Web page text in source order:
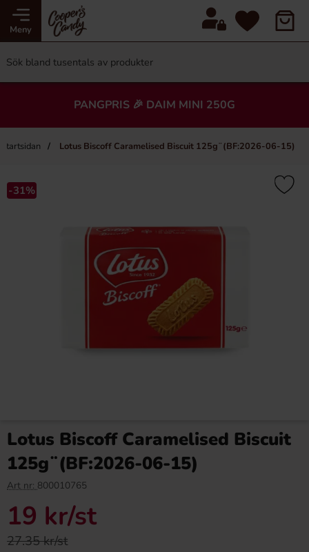
Meny
PANGPRIS 🎉 DAIM MINI 250G
Startsidan Lotus Biscoff Caramelised Biscuit 125g¨(BF:2026-06-15)
-31%
Lotus Biscoff Caramelised Biscuit
125g¨(BF:2026-06-15)
Art nr: 800010765
19 kr/st
27.35 kr/st